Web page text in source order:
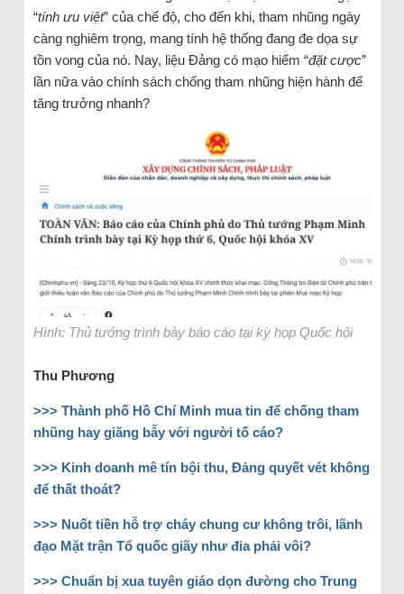
“tính ưu việt” của chế độ, cho đến khi, tham nhũng ngày
càng nghiêm trọng, mang tính hệ thống đang đe dọa sự
tồn vong của nó. Nay, liệu Đảng có mạo hiểm “đặt cược”
lần nữa vào chính sách chống tham nhũng hiện hành để
tăng trưởng nhanh?
Hình: Thủ tướng trình bày báo cáo tại kỳ họp Quốc hội
Thu Phương
>>> Thành phố Hồ Chí Minh mua tin để chống tham
nhũng hay giăng bẫy với người tố cáo?
>>> Kinh doanh mê tín bội thu, Đảng quyết vét không
để thất thoát?
>>> Nuốt tiền hỗ trợ cháy chung cư không trôi, lãnh
đạo Mặt trận Tổ quốc giãy như đỉa phải vôi?
>>> Chuẩn bị xua tuyên giáo dọn đường cho Trung